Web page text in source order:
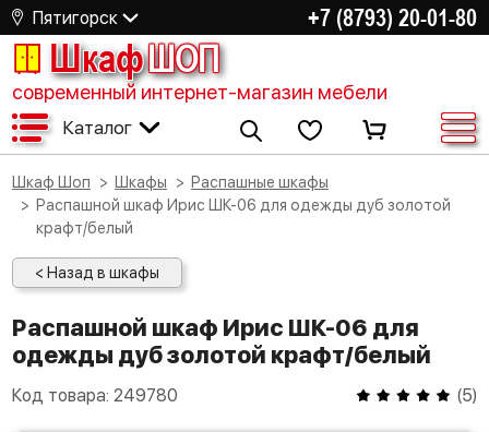
Пятигорск +7 (8793) 20-01-80
ШкафШОП
современный интернет-магазин мебели
Каталог
Шкаф Шоп Шкафы
Распашные шкафы
Распашной шкаф Ирис ШК-06 для одежды дуб золотой
крафт/белый
< Назад в шкафы
Распашной шкаф Ирис ШК-06 для
одежды дуб золотой крафт/белый
Код товара: 249780 (5)